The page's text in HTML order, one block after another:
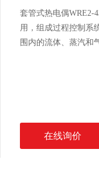
套管式热电偶WRE2-
用，组成过程控制系
围内的流体、蒸汽和
在线询价